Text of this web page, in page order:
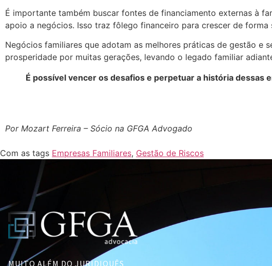
É importante também buscar fontes de financiamento externas à
apoio a negócios. Isso traz fôlego financeiro para crescer de forma
Negócios familiares que adotam as melhores práticas de gestão e
prosperidade por muitas gerações, levando o legado familiar
É possível vencer os desafios e perpetuar a história dessas
Por Mozart Ferreira – Sócio na GFGA Advogado
Com as tags Empresas Familiares, Gestão de Riscos
MUITO ALÉM DO JURIDIQUÊS